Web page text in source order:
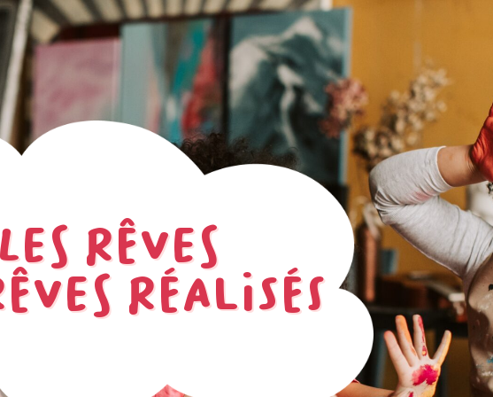
RÊVES
RÉALISÉS